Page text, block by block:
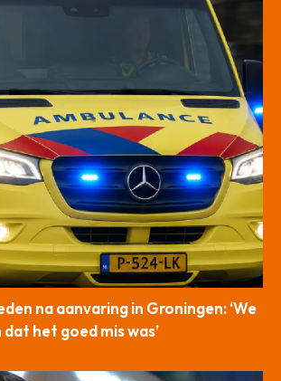
na aanvaring in Groningen: ‘We
het goed mis was’